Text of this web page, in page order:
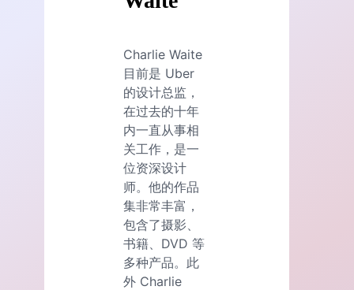
Charlie Waite
目前是 Uber
的设计总监，
在过去的十年
内一直从事相
关工作，是一
位资深设计
师。他的作品
集非常丰富，
包含了摄影、
书籍、DVD 等
多种产品。此
外 Charlie